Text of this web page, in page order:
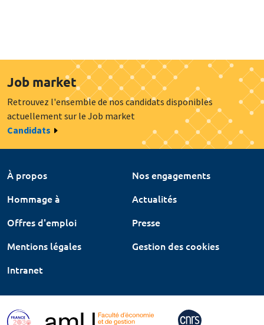
Job market
Retrouvez l'ensemble de nos candidats disponibles
actuellement sur le Job market
Candidats
À propos
Nos engagements
Hommage à
Actualités
Offres d'emploi
Presse
Mentions légales
Gestion des cookies
Intranet